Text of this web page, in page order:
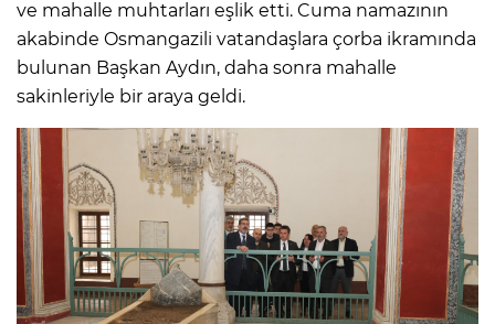
ve mahalle muhtarları eşlik etti. Cuma namazının
akabinde Osmangazili vatandaşlara çorba ikramında
bulunan Başkan Aydın, daha sonra mahalle
sakinleriyle bir araya geldi.